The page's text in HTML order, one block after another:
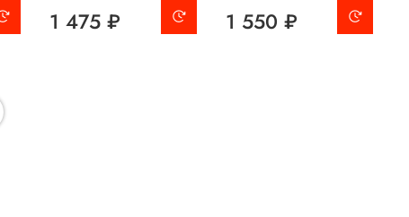
1 475 ₽ 1 550 ₽